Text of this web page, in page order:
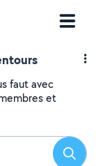
faut avec
et